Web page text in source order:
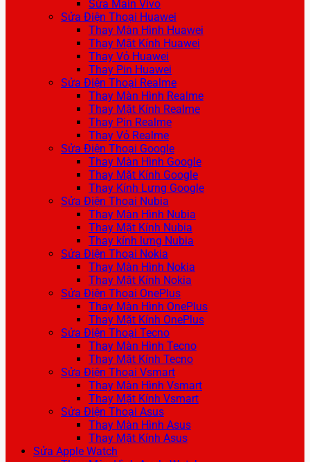
Sửa Main Vivo
Sửa Điện Thoại Huawei
Thay Màn Hình Huawei
Thay Mặt Kính Huawei
Thay Vỏ Huawei
Thay Pin Huawei
Sửa Điện Thoại Realme
Thay Màn Hình Realme
Thay Mặt Kính Realme
Thay Pin Realme
Thay Vỏ Realme
Sửa Điện Thoại Google
Thay Màn Hình Google
Thay Mặt Kính Google
Thay Kính Lưng Google
Sửa Điện Thoại Nubia
Thay Màn Hình Nubia
Thay Mặt Kính Nubia
Thay kính lưng Nubia
Sửa Điện Thoại Nokia
Thay Màn Hình Nokia
Thay Mặt Kính Nokia
Sửa Điện Thoại OnePlus
Thay Màn Hình OnePlus
Thay Mặt Kính OnePlus
Sửa Điện Thoại Tecno
Thay Màn Hình Tecno
Thay Mặt Kính Tecno
Sửa Điện Thoại Vsmart
Thay Màn Hình Vsmart
Thay Mặt Kính Vsmart
Sửa Điện Thoại Asus
Thay Màn Hình Asus
Thay Mặt Kính Asus
Sửa Apple Watch